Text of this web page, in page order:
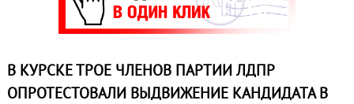
В КУРСКЕ ТРОЕ ЧЛЕНОВ ПАРТИИ ЛДПР
ОПРОТЕСТОВАЛИ ВЫДВИЖЕНИЕ КАНДИДАТА В